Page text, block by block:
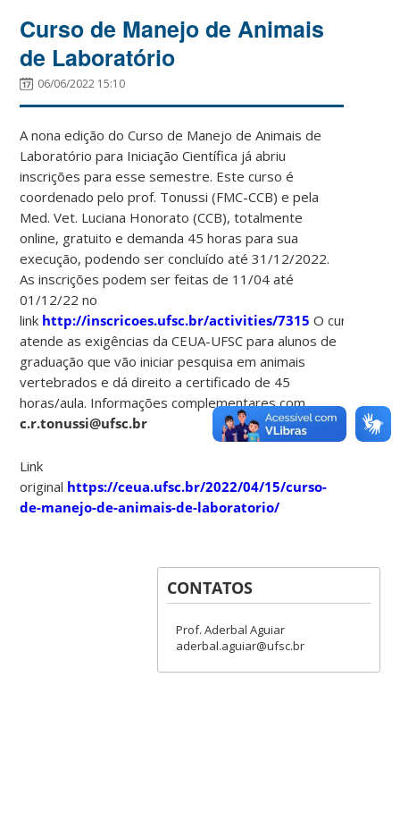
Curso de Manejo de Animais
de Laboratório
06/06/2022 15:10
A nona edição do Curso de Manejo de Animais de
Laboratório para Iniciação Científica já abriu
inscrições para esse semestre. Este curso é
coordenado pelo prof. Tonussi (FMC-CCB) e pela
Med. Vet. Luciana Honorato (CCB), totalmente
online, gratuito e demanda 45 horas para sua
execução, podendo ser concluído até 31/12/2022.
As inscrições podem ser feitas de 11/04 até
01/12/22 no
link http://inscricoes.ufsc.br/activities/7315 O curso
atende as exigências da CEUA-UFSC para alunos de
graduação que vão iniciar pesquisa em animais
vertebrados e dá direito a certificado de 45
horas/aula. Informações complementares com
c.r.tonussi@ufsc.br
Link
original https://ceua.ufsc.br/2022/04/15/curso-
de-manejo-de-animais-de-laboratorio/
CONTATOS
Prof. Aderbal Aguiar
aderbal.aguiar@ufsc.br